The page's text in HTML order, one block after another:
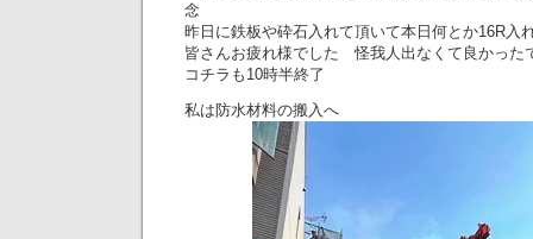
念
昨日に鉄板や砕石入れて頂いて本日何とか16R
皆さんお疲れ様でした 怪我人出なくて良かった
コチラも10時半終了
私は防水材料の搬入へ